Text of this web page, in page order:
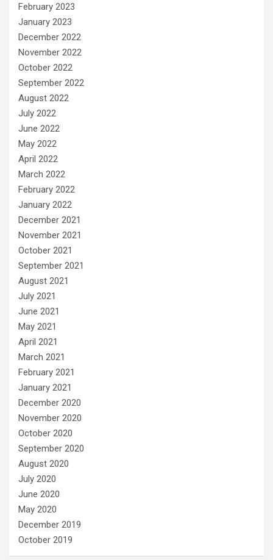
February 2023
January 2023
December 2022
November 2022
October 2022
September 2022
August 2022
July 2022
June 2022
May 2022
April 2022
March 2022
February 2022
January 2022
December 2021
November 2021
October 2021
September 2021
August 2021
July 2021
June 2021
May 2021
April 2021
March 2021
February 2021
January 2021
December 2020
November 2020
October 2020
September 2020
August 2020
July 2020
June 2020
May 2020
December 2019
October 2019